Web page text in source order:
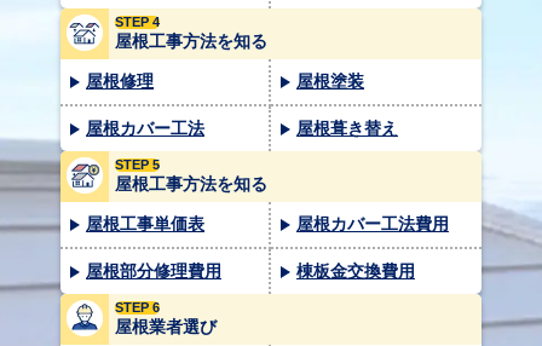
STEP 4
屋根工事方法を知る
屋根修理 屋根塗装
屋根カバー工法 屋根葺き替え
STEP 5
屋根工事方法を知る
屋根工事単価表 屋根カバー工法費用
屋根部分修理費用 棟板金交換費用
STEP 6
屋根業者選び